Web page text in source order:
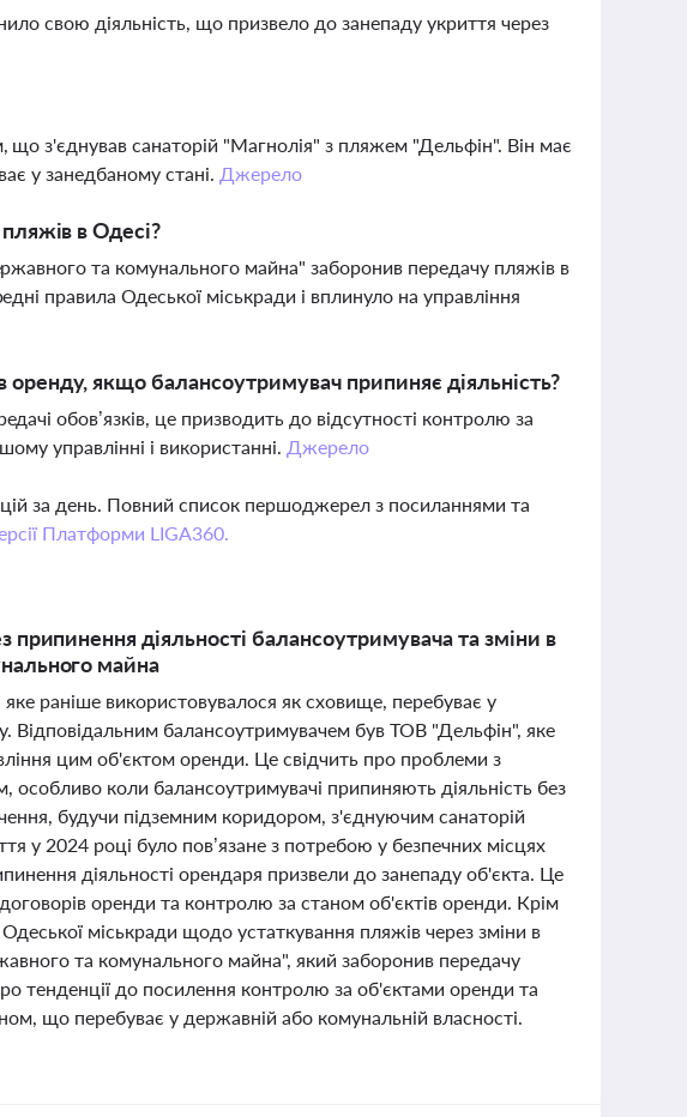
свою діяльність, що призвело до занепаду укриття через
з'єднував санаторій "Магнолія" з пляжем "Дельфін". Він має
у занедбаному стані. Джерело
в Одесі?
та комунального майна" заборонив передачу пляжів в
правила Одеської міськради і вплинуло на управління
якщо балансоутримувач припиняє діяльність?
обов’язків, це призводить до відсутності контролю за
управлінні і використанні. Джерело
за день. Повний список першоджерел з посиланнями та
Платформи LIGA360.
діяльності балансоутримувача та зміни в
майна
раніше використовувалося як сховище, перебуває у
Відповідальним балансоутримувачем був ТОВ "Дельфін", яке
цим об'єктом оренди. Це свідчить про проблеми з
коли балансоутримувачі припиняють діяльність без
будучи підземним коридором, з'єднуючим санаторій
у 2024 році було пов’язане з потребою у безпечних місцях
діяльності орендаря призвели до занепаду об'єкта. Це
оренди та контролю за станом об'єктів оренди. Крім
міськради щодо устаткування пляжів через зміни в
та комунального майна", який заборонив передачу
тенденції до посилення контролю за об'єктами оренди та
що перебуває у державній або комунальній власності.